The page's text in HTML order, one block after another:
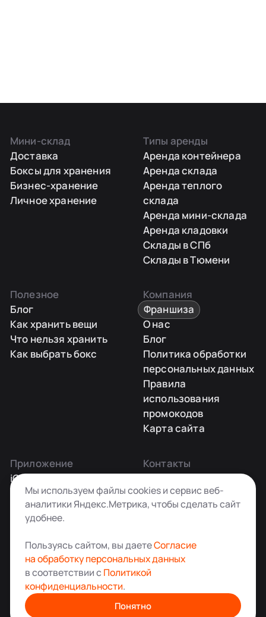
Мини-склад
Доставка
Боксы для хранения
Бизнес-хранение
Личное хранение
Типы аренды
Аренда контейнера
Аренда склада
Аренда теплого
склада
Аренда мини-склада
Аренда кладовки
Склады в СПб
Склады в Тюмени
Полезное
Блог
Как хранить вещи
Что нельзя хранить
Как выбрать бокс
Компания
Франшиза
О нас
Блог
Политика обработки
персональных данных
Правила
использования
промокодов
Карта сайта
Приложение
iOS
Android
Контакты
Заказать звонок
+7 495 181-55-45
info@kladovkin.ru
Аренда склада для хранения вещей в Москве
© ООО «Кладовкин» 2026. Все права защищены
Мы используем файлы cookies и сервис веб-
аналитики Яндекс.Метрика, чтобы сделать сайт
удобнее.
Пользуясь сайтом, вы даетеСогласие
на обработку персональных данных
в соответствии с Политикой
конфиденциальности.
Понятно